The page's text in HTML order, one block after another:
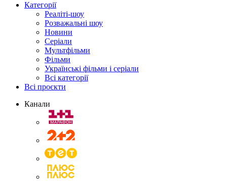
Категорії
Реаліті-шоу
Розважальні шоу
Новини
Серіали
Мультфільми
Фільми
Українські фільми і серіали
Всі категорії
Всі проєкти
Канали